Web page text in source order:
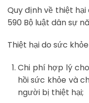
Quy định về thiệt
590 Bộ luật dân sự
Thiệt hại do sức
Chi phí hợp lý
hồi sức khỏe và
người bị thiệt hại;